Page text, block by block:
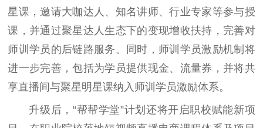
星课，邀请大咖达人、知名讲师、行业专家等参与授
课，并通过聚星达人生态下的变现增收扶持，完善对
师训学员的后链路服务。同时，师训学员激励机制将
进一步完善，包括为学员提供现金、流量券，并将共
享直播间与聚星明星课纳入师训学员激励体系。
升级后，“帮帮学堂”计划还将开启职校赋能新项